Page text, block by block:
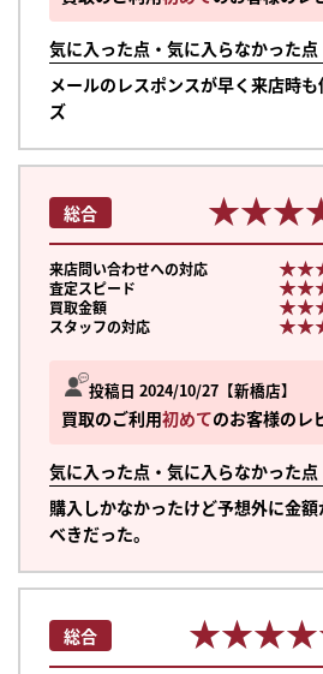
気に入った点・気に入らなかった点
メールのレスポンスが早く来店時
ズ
投稿日 2024/10/27 新橋店
買取のご利用初めてのお客様のレ
気に入った点・気に入らなかった点
購入しかなかったけど予想外に金
べきだった。
総合
来店問い合わせへの対応
査定スピード
買取金額
スタッフの対応
総合
かんたん30秒でお